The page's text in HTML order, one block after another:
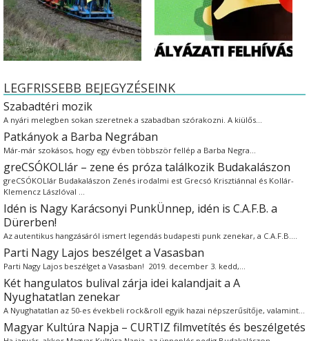
LEGFRISSEBB BEJEGYZÉSEINK
Szabadtéri mozik
A nyári melegben sokan szeretnek a szabadban szórakozni. A kiülős…
Patkányok a Barba Negrában
Már-már szokásos, hogy egy évben többször fellép a Barba Negra…
greCSÓKOLlár – zene és próza találkozik Budakalászon
greCSÓKOLlár Budakalászon Zenés irodalmi est Grecsó Krisztiánnal és Kollár-
Klemencz Lászlóval …
Idén is Nagy Karácsonyi PunkÜnnep, idén is C.A.F.B. a
Dürerben!
Az autentikus hangzásáról ismert legendás budapesti punk zenekar, a C.A.F.B.…
Parti Nagy Lajos beszélget a Vasasban
Parti Nagy Lajos beszélget a Vasasban! 2019. december 3. kedd,…
Két hangulatos bulival zárja idei kalandjait a A
Nyughatatlan zenekar
A Nyughatatlan az 50-es évekbeli rock&roll egyik hazai népszerűsítője, valamint…
Magyar Kultúra Napja – CURTIZ filmvetítés és beszélgetés